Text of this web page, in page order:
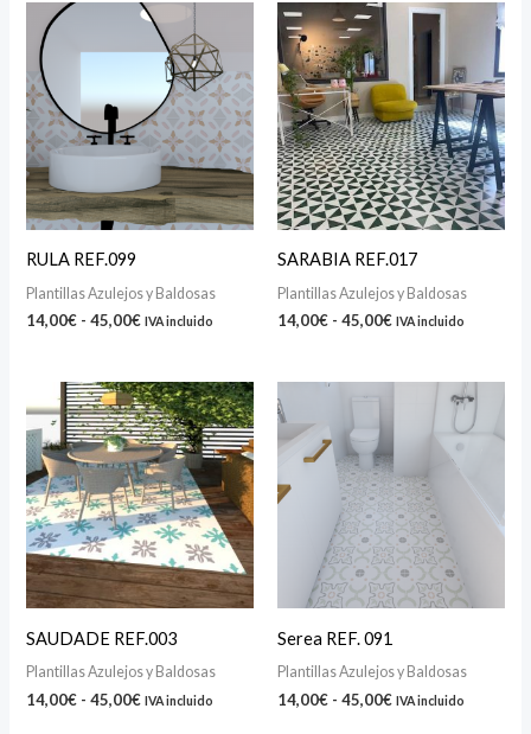
RULA REF.099
Plantillas Azulejos y Baldosas
14,00€ - 45,00€
Rango
de
precios:
desde
14,00€
hasta
45,00€
IVA incluido
SARABIA REF.017
Plantillas Azulejos y Baldosas
14,00€ - 45,00€
Rango
14,00€
hasta
45,00€
IVA incluido
SAUDADE REF.003
Plantillas Azulejos y Baldosas
14,00€ - 45,00€
Rango
de
precios:
desde
14,00€
hasta
45,00€
IVA incluido
Serea REF. 091
Plantillas Azulejos y Baldosas
14,00€ - 45,00€
14,00€
hasta
45,00€
IVA incluido